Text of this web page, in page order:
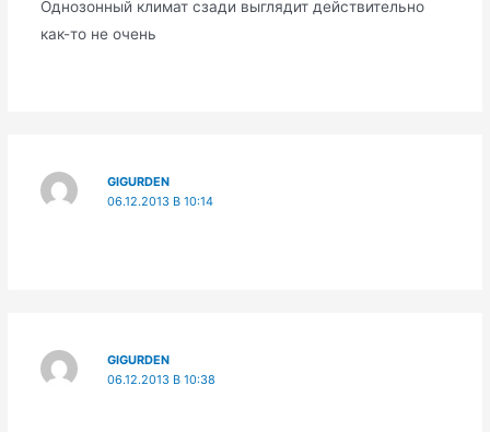
Однозонный климат сзади выглядит действительно
как-то не очень
GIGURDEN
06.12.2013 В 10:14
GIGURDEN
06.12.2013 В 10:38